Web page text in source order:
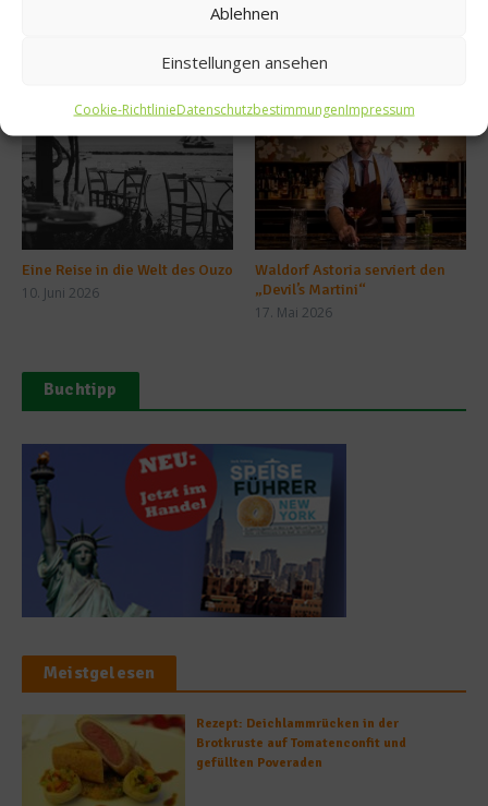
Ablehnen
Einstellungen ansehen
Cookie-RichtlinieDatenschutzbestimmungenImpressum
Eine Reise in die Welt des Ouzo
10. Juni 2026
Waldorf Astoria serviert den
„Devil’s Martini“
17. Mai 2026
Buchtipp
Meistgelesen
Rezept: Deichlammrücken in der
Brotkruste auf Tomatenconfit und
gefüllten Poveraden